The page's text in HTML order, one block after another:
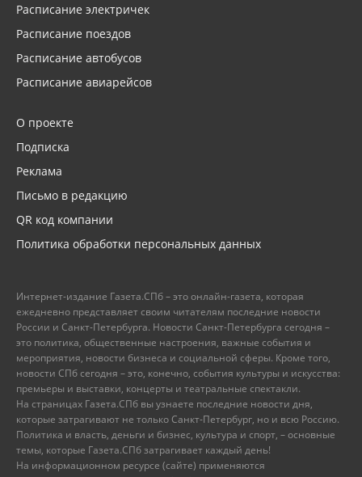
Расписание электричек
Расписание поездов
Расписание автобусов
Расписание авиарейсов
О проекте
Подписка
Реклама
Письмо в редакцию
QR код компании
Политика обработки персональных данных
Интернет-издание Газета.СПб – это онлайн-газета, которая
ежедневно представляет своим читателям последние новости
России и Санкт-Петербурга. Новости Санкт-Петербурга сегодня –
это политика, общественные настроения, важные события и
мероприятия, новости бизнеса и социальной сферы. Кроме того,
новости СПб сегодня – это, конечно, события культуры и искусства:
премьеры и выставки, концерты и театральные спектакли.
На страницах Газета.СПб вы узнаете последние новости дня,
которые затрагивают не только Санкт-Петербург, но и всю Россию.
Политика и власть, деньги и бизнес, культура и спорт, – основные
темы, которые Газета.СПб затрагивает каждый день!
На информационном ресурсе (сайте) применяются